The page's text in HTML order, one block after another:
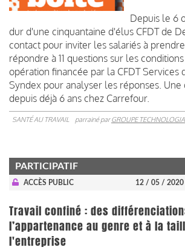
Depuis le 6
dur d'une cinquantaine d'élus CFDT de
contact pour inviter les salariés à
répondre à 11 questions sur les
opération financée par la CFDT Services
Syndex pour analyser les réponses.
depuis déjà 6 ans chez Carrefour.
SANTÉ AU TRAVAIL parrainé parGROUPE TECHNOLOGIA
PARTICIPATIF
ACCÈS PUBLIC 12 / 05 / 2020
Travail confiné : des
l’appartenance au genre et à la
l'entreprise